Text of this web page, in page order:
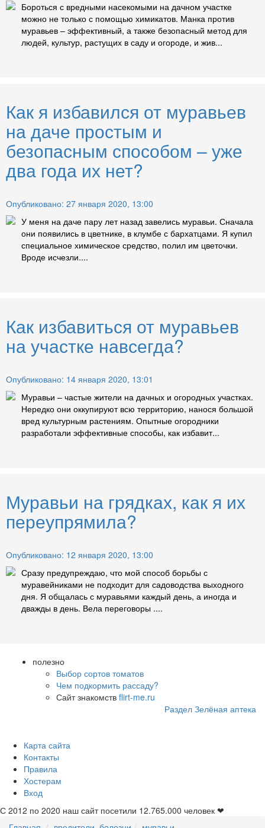
Бороться с вредными насекомыми на дачном участке
можно не только с помощью химикатов. Манка против
муравьев – эффективный, а также безопасный метод для
людей, культур, растущих в саду и огороде, и жив...
Как я избавился от муравьев
на даче простым и
безопасным способом – уже
два года их нет?
Опубликовано: 27 января 2020, 13:00
У меня на даче пару лет назад завелись муравьи. Сначала
они появились в цветнике, в клумбе с бархатцами. Я купил
специальное химическое средство, полил им цветочки.
Вроде исчезли....
Как избавиться от муравьев
на участке навсегда?
Опубликовано: 14 января 2020, 13:01
Муравьи – частые жители на дачных и огородных участках.
Нередко они оккупируют всю территорию, нанося большой
вред культурным растениям. Опытные огородники
разработали эффективные способы, как избавит...
Муравьи на грядках, как я их
переупрямила?
Опубликовано: 12 января 2020, 13:00
Сразу предупреждаю, что мой способ борьбы с
муравейниками не подходит для садоводства выходного
дня. Я общалась с муравьями каждый день, а иногда и
дважды в день. Вела переговоры ....
полезно
Выбор сортов томатов
Чем подкормить рассаду?
Сайт знакомств flirt-me.ru
Раздел Зелёная аптека
Карта сайта
Контакты
Правила
Хостерам
Вход
С 2012 по 2020 наш сайт посетили 12.765.000 человек ❤